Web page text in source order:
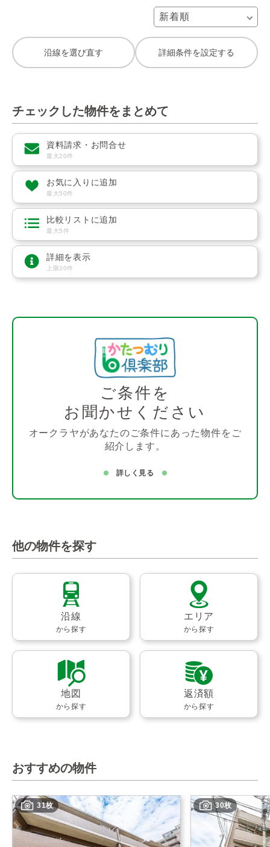
沿線を選び直す 詳細条件を設定する
チェックした物件をまとめて
資料請求・お問合せ
最大20件
お気に入りに追加
最大50件
比較リストに追加
最大5件
詳細を表示
上限20件
ご条件を
お聞かせください
オークラヤがあなたのご条件にあった物件をご
紹介します。
詳しく見る
他の物件を探す
沿線
から探す
エリア
から探す
地図
から探す
返済額
から探す
おすすめの物件
31枚 30枚